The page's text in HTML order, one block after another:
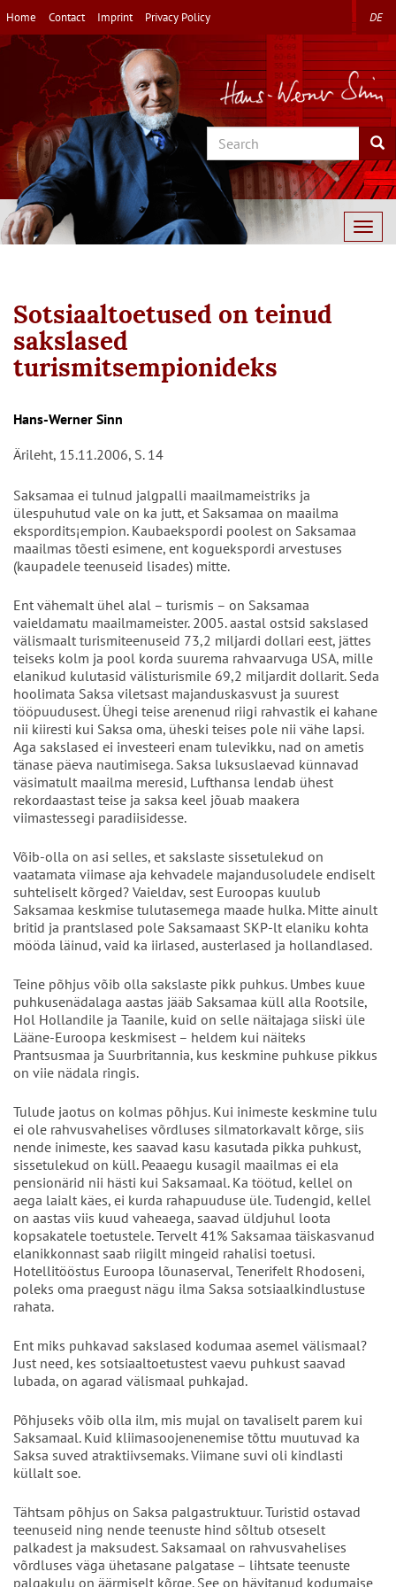
Skip
to
main
Home Contact Imprint Privacy Policy DE
Search
Sotsiaaltoetused on teinud
sakslased
turismitsempionideks
Autor/en
Hans-Werner Sinn
Ärileht, 15.11.2006, S. 14
Saksamaa ei tulnud jalgpalli maailmameistriks ja
ülespuhutud vale on ka jutt, et Saksamaa on maailma
ekspordits¡empion. Kaubaekspordi poolest on Saksamaa
maailmas tõesti esimene, ent koguekspordi arvestuses
(kaupadele teenuseid lisades) mitte.
Ent vähemalt ühel alal – turismis – on Saksamaa
vaieldamatu maailmameister. 2005. aastal ostsid sakslased
välismaalt turismiteenuseid 73,2 miljardi dollari eest, jättes
teiseks kolm ja pool korda suurema rahvaarvuga USA, mille
elanikud kulutasid välisturismile 69,2 miljardit dollarit. Seda
hoolimata Saksa viletsast majanduskasvust ja suurest
tööpuudusest. Ühegi teise arenenud riigi rahvastik ei kahane
nii kiiresti kui Saksa oma, üheski teises pole nii vähe lapsi.
Aga sakslased ei investeeri enam tulevikku, nad on ametis
tänase päeva nautimisega. Saksa luksuslaevad künnavad
väsimatult maailma meresid, Lufthansa lendab ühest
rekordaastast teise ja saksa keel jõuab maakera
viimastessegi paradiisidesse.
Võib-olla on asi selles, et sakslaste sissetulekud on
vaatamata viimase aja kehvadele majandusoludele endiselt
suhteliselt kõrged? Vaieldav, sest Euroopas kuulub
Saksamaa keskmise tulutasemega maade hulka. Mitte ainult
britid ja prantslased pole Saksamaast SKP-lt elaniku kohta
mööda läinud, vaid ka iirlased, austerlased ja hollandlased.
Teine põhjus võib olla sakslaste pikk puhkus. Umbes kuue
puhkusenädalaga aastas jääb Saksamaa küll alla Rootsile,
Hol Hollandile ja Taanile, kuid on selle näitajaga siiski üle
Lääne-Euroopa keskmisest – heldem kui näiteks
Prantsusmaa ja Suurbritannia, kus keskmine puhkuse pikkus
on viie nädala ringis.
Tulude jaotus on kolmas põhjus. Kui inimeste keskmine tulu
ei ole rahvusvahelises võrdluses silmatorkavalt kõrge, siis
nende inimeste, kes saavad kasu kasutada pikka puhkust,
sissetulekud on küll. Peaaegu kusagil maailmas ei ela
pensionärid nii hästi kui Saksamaal. Ka töötud, kellel on
aega laialt käes, ei kurda rahapuuduse üle. Tudengid, kellel
on aastas viis kuud vaheaega, saavad üldjuhul loota
kopsakatele toetustele. Tervelt 41% Saksamaa täiskasvanud
elanikkonnast saab riigilt mingeid rahalisi toetusi.
Hotellitööstus Euroopa lõunaserval, Tenerifelt Rhodoseni,
poleks oma praegust nägu ilma Saksa sotsiaalkindlustuse
rahata.
Ent miks puhkavad sakslased kodumaa asemel välismaal?
Just need, kes sotsiaaltoetustest vaevu puhkust saavad
lubada, on agarad välismaal puhkajad.
Põhjuseks võib olla ilm, mis mujal on tavaliselt parem kui
Saksamaal. Kuid kliimasoojenenemise tõttu muutuvad ka
Saksa suved atraktiivsemaks. Viimane suvi oli kindlasti
küllalt soe.
Tähtsam põhjus on Saksa palgastruktuur. Turistid ostavad
teenuseid ning nende teenuste hind sõltub otseselt
palkadest ja maksudest. Saksamaal on rahvusvahelises
võrdluses väga ühetasane palgatase – lihtsate teenuste
palgakulu on äärmiselt kõrge. See on hävitanud kodumaise